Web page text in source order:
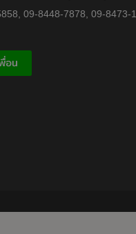
09-8448-7878, 09-8473-